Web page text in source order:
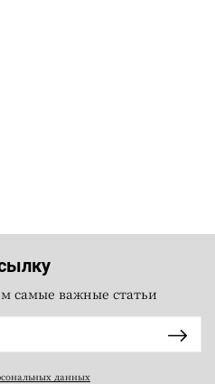
самые важные статьи
данных